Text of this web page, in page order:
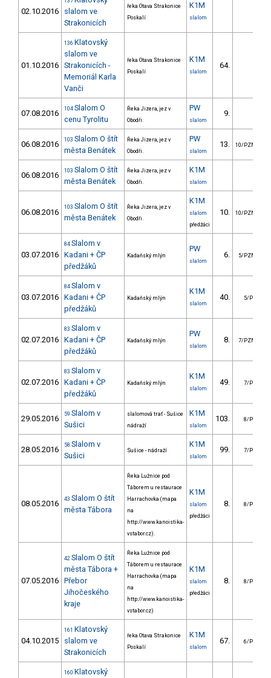
02.10.2016
slalom ve
Strakonicích
řeka Otava Strakonice
Poskalí
K1M
slalom
01.10.2016
136 Klatovský
slalom ve
Strakonicích -
Memoriál Karla
Vanči
řeka Otava Strakonice
Poskalí
K1M
slalom
64.
07.08.2016 104 Slalom O
cenu Tyrolitu
Řeka Jizera, jez v
Obodři.
PW
slalom
9.
06.08.2016 103 Slalom O štít
města Benátek
Řeka Jizera, jez v
Obodři.
PW
slalom
13. 10/PZM
06.08.2016 103 Slalom O štít
města Benátek
Řeka Jizera, jez v
Obodři.
K1M
slalom
06.08.2016
103 Slalom O štít
města Benátek
Řeka Jizera, jez v
Obodři.
K1M
slalom
předžáci
10. 10/PZM
03.07.2016
84 Slalom v
Kadani + ČP
předžáků
Kadaňský mlýn
PW
slalom
6. 5/PZM
03.07.2016
84 Slalom v
Kadani + ČP
předžáků
Kadaňský mlýn
K1M
slalom
40. 5/PZ
02.07.2016
83 Slalom v
Kadani + ČP
předžáků
Kadaňský mlýn
PW
slalom
8. 7/PZM
02.07.2016
83 Slalom v
Kadani + ČP
předžáků
Kadaňský mlýn
K1M
slalom
49. 7/PZ
29.05.2016 59 Slalom v
Sušici
slalomová trať - Sušice
nádraží
K1M
slalom
103. 8/PZ
28.05.2016 58 Slalom v
Sušici
Sušice - nádraží
K1M
slalom
99. 7/PZ
08.05.2016 43 Slalom O štít
města Tábora
Řeka Lužnice pod
Táborem u restaurace
Harrachovka (mapa
na
http://www.kanoistika-
vstabor.cz).
K1M
slalom
předžáci
8. 8/PZ
07.05.2016
42 Slalom O štít
města Tábora +
Přebor
Jihočeského
kraje
Řeka Lužnice pod
Táborem u restaurace
Harrachovka (mapa
na
http://www.kanoistika-
vstabor.cz)
K1M
slalom
předžáci
8. 8/PZ
04.10.2015
161 Klatovský
slalom ve
Strakonicích
řeka Otava Strakonice
Poskalí
K1M
slalom
67. 6/PZ
160 Klatovský